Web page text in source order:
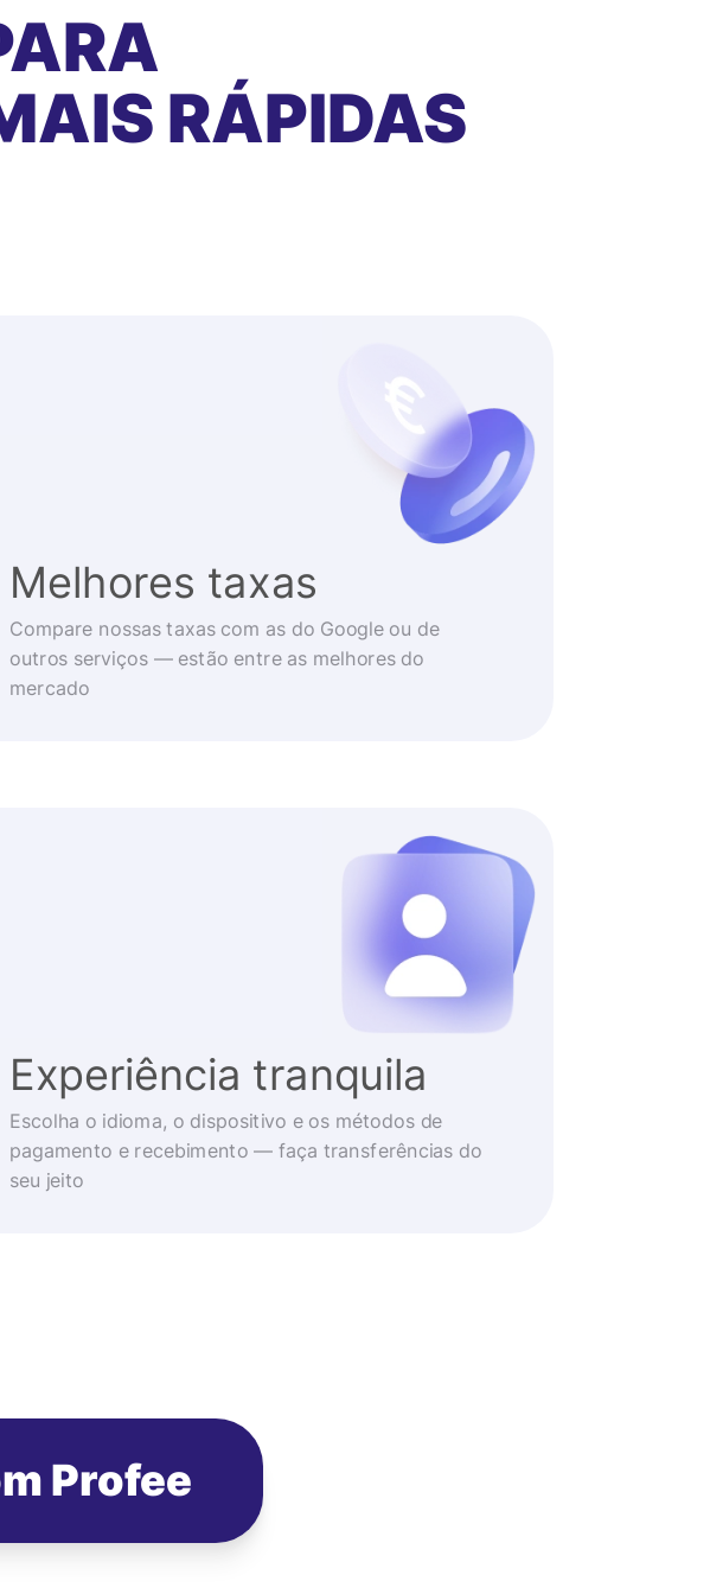
RÁPIDAS
Melhores taxas
Compare nossas taxas com as do Google ou de
outros serviços — estão entre as melhores do
mercado
Experiência tranquila
Escolha o idioma, o dispositivo e os métodos de
pagamento e recebimento — faça transferências do
seu jeito
Profee